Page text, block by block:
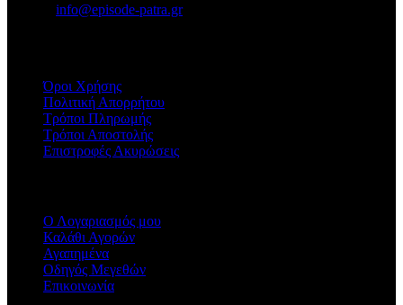
info@episode-patra.gr
Όροι Χρήσης
Πολιτική Απορρήτου
Τρόποι Πληρωμής
Τρόποι Αποστολής
Επιστροφές Ακυρώσεις
Ο Λογαριασμός μου
Καλάθι Αγορών
Αγαπημένα
Οδηγός Μεγεθών
Επικοινωνία